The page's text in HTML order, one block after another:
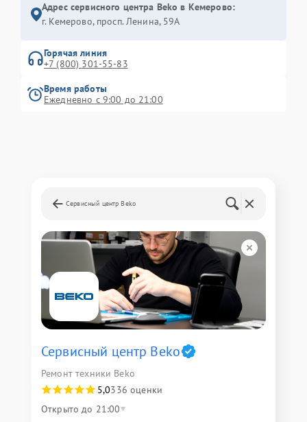
Адрес сервисного центра Beko в Кемерово:
г. Кемерово, просп. Ленина, 59А
Горячая линия
+7 (800) 301-55-83
Время работы
Ежедневно с 9:00 до 21:00
Сервисный центр Beko
Сервисный центр Beko
Ремонт техники Beko
5,0336 оценки
Открыто до 21:00